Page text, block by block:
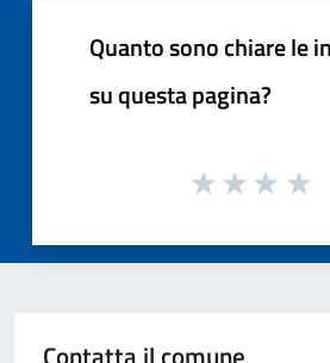
Quanto sono chiare le
su questa pagina?